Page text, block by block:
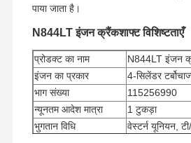
पाया जाता है।
N844LT इंजन क्रैंकशाफ्ट विशिष्टताएँ
प्रोडक्ट का नाम
N844LT इंजन
इंजन का प्रकार
4-सिलेंडर
भाग संख्या
115256990
न्यूनतम आदेश मात्रा
1 टुकड़ा
भुगतान विधि
वेस्टर्न यूनियन,